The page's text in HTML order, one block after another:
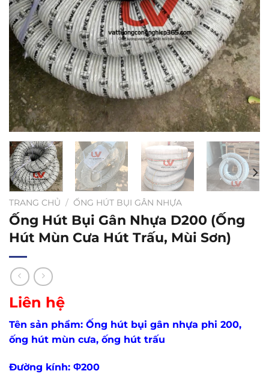
TRANG CHỦ / ỐNG HÚT BỤI GÂN NHỰA
Ống Hút Bụi Gân Nhựa D200 (Ống
Hút Mùn Cưa Hút Trấu, Mùi Sơn)
Liên hệ
Tên sản phẩm: Ống hút bụi gân nhựa phi 200,
ống hút mùn cưa, ống hút trấu
Đường kính: Φ200